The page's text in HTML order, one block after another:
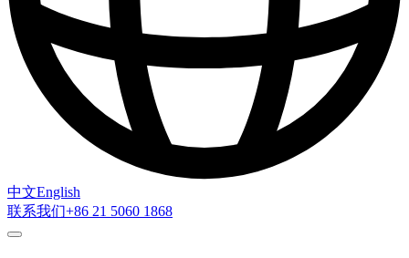
中文English
联系我们+86 21 5060 1868